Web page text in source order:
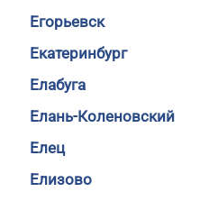
Егорьевск
Екатеринбург
Елабуга
Елань-Коленовский
Елец
Елизово